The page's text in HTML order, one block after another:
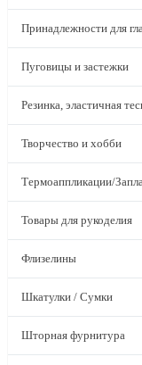
Принадлежности для
Пуговицы и застежки
Резинка, эластичная
Творчество и хобби
Термоаппликации/
Товары для рукоделия
Флизелины
Шкатулки / Сумки
Шторная фурнитура